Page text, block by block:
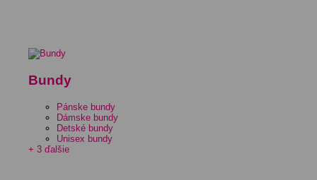
Bundy
Pánske bundy
Dámske bundy
Detské bundy
Unisex bundy
+ 3 ďalšie